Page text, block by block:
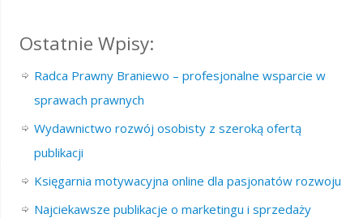
Ostatnie Wpisy:
Radca Prawny Braniewo – profesjonalne wsparcie w
sprawach prawnych
Wydawnictwo rozwój osobisty z szeroką ofertą
publikacji
Księgarnia motywacyjna online dla pasjonatów rozwoju
Najciekawsze publikacje o marketingu i sprzedaży